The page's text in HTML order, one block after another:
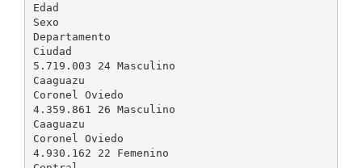
Edad
Sexo
Departamento
Ciudad
5.719.003 24 Masculino
Caaguazu
Coronel Oviedo
4.359.861 26 Masculino
Caaguazu
Coronel Oviedo
4.930.162 22 Femenino